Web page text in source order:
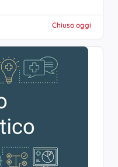
Chiuso oggi